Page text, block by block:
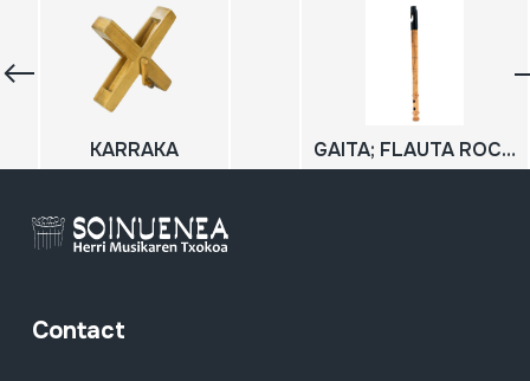
KARRAKA GAITA; FLAUTA ROCIERA
Contact